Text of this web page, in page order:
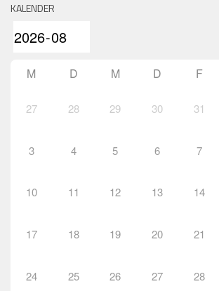
KALENDER
M D M D F
27 28 29 30 31
3 4 5 6 7
10 11 12 13 14
17 18 19 20 21
24 25 26 27 28